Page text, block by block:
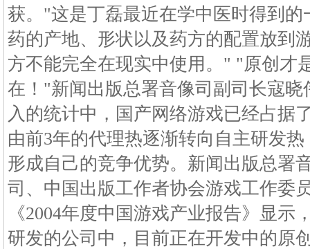
获。"这是丁磊最近在学中医时得到
药的产地、形状以及药方的配置放到
方不能完全在现实中使用。" "原创才
在！"新闻出版总署音像司副司长寇
入的统计中，国产网络游戏已经占据
由前3年的代理热逐渐转向自主研发
形成自己的竞争优势。新闻出版总署
司、中国出版工作者协会游戏工作委
《2004年度中国游戏产业报告》显示
研发的公司中，目前正在开发中的原